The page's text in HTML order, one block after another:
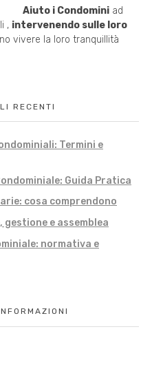
Aiuto i Condominiad
, intervenendo sulle loro
vivere la loro tranquillità
RECENTI
Termini e
Guida Pratica
cosa comprendono
e assemblea
normativa e